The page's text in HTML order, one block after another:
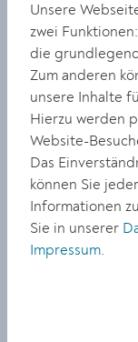
höchster
„Die Kinder von
nicht mehr die
lernen, wie es
schätzen und
der Volksschule
Aufgabe, die
zu erziehen“, so
Am
Unsere
zwei
die
Zum anderen
unsere Inhalte
Hierzu werden
Website-
Das
können Sie
Informationen
Sie in unserer
Impressum.